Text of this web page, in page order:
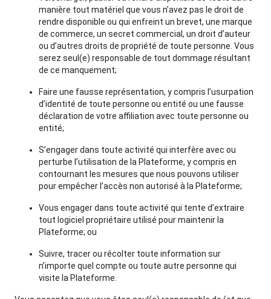
manière tout matériel que vous n’avez pas le droit de
rendre disponible ou qui enfreint un brevet, une marque
de commerce, un secret commercial, un droit d’auteur
ou d’autres droits de propriété de toute personne. Vous
serez seul(e) responsable de tout dommage résultant
de ce manquement;
Faire une fausse représentation, y compris l’usurpation
d’identité de toute personne ou entité ou une fausse
déclaration de votre affiliation avec toute personne ou
entité;
S’engager dans toute activité qui interfère avec ou
perturbe l’utilisation de la Plateforme, y compris en
contournant les mesures que nous pouvons utiliser
pour empêcher l’accès non autorisé à la Plateforme;
Vous engager dans toute activité qui tente d’extraire
tout logiciel propriétaire utilisé pour maintenir la
Plateforme; ou
Suivre, tracer ou récolter toute information sur
n’importe quel compte ou toute autre personne qui
visite la Plateforme.